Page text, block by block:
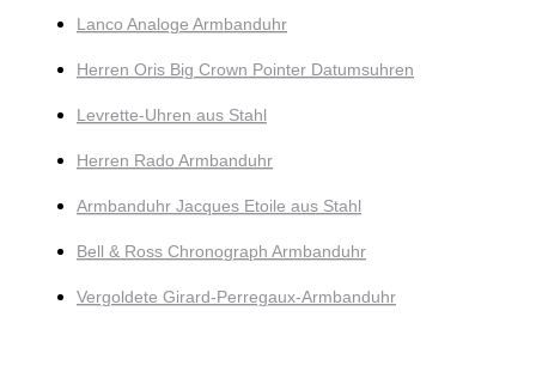
Lanco Analoge Armbanduhr
Herren Oris Big Crown Pointer Datumsuhren
Levrette-Uhren aus Stahl
Herren Rado Armbanduhr
Armbanduhr Jacques Etoile aus Stahl
Bell & Ross Chronograph Armbanduhr
Vergoldete Girard-Perregaux-Armbanduhr